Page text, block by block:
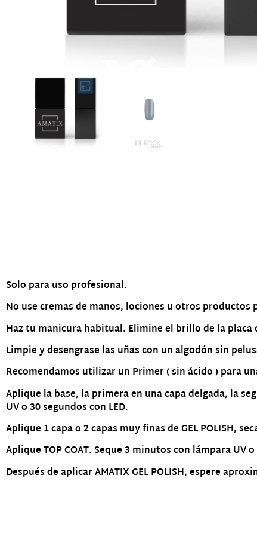
Solo para uso profesional.
No use cremas de manos, lociones u otros productos
Haz tu manicura habitual. Elimine el brillo de la placa
Limpie y desengrase las uñas con un algodón sin
Recomendamos utilizar un Primer ( sin ácido ) para
Aplique la base, la primera en una capa delgada, la
UV o 30 segundos con LED.
Aplique 1 capa o 2 capas muy finas de GEL POLISH,
Aplique TOP COAT. Seque 3 minutos con lámpara UV
Después de aplicar AMATIX GEL POLISH, espere